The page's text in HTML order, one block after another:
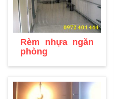
Rèm nhựa ngăn
phòng